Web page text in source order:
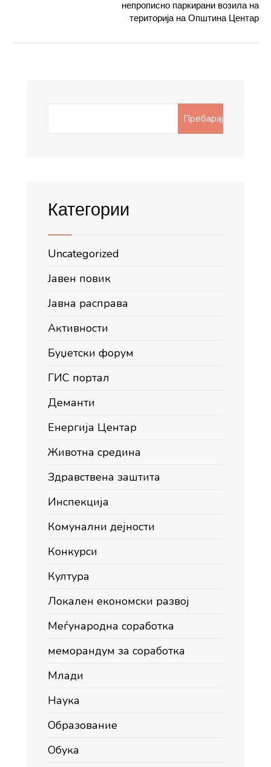
непрописно паркирани возила на
територија на Општина Центар
Пребарај
Категории
Uncategorized
Јавен повик
Јавна расправа
Активности
Буџетски форум
ГИС портал
Деманти
Енергија Центар
Животна средина
Здравствена заштита
Инспекција
Комунални дејности
Конкурси
Култура
Локален економски развој
Меѓународна соработка
меморандум за соработка
Млади
Наука
Образование
Обука